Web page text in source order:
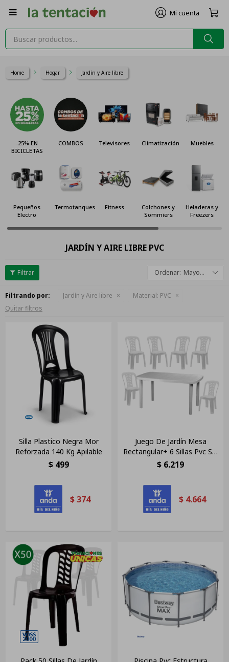

Home Hogar Jardín y Aire libre
COMBOS Televisores Climatización Muebles
Cocinas
Termotanques Fitness
Colchones y
Heladeras y
Freezers
Celulares
JARDÍN Y AIRE LIBRE PVC
Mayor descuento
Filtrando por: Jardín y Aire libre Material: PVC
Quitar filtros
Silla Plastico Negra Mor
Reforzada 140 Kg Apilable
$ 499
$374
Juego De Jardín Mesa
Rectangular+ 6 Sillas Pvc Sin
Posabrazo Blancas
$ 6.219
$ 4.664